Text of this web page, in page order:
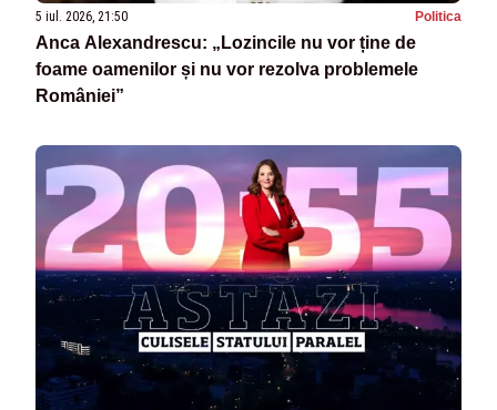
5 iul. 2026, 21:50 Politica
Anca Alexandrescu: „Lozincile nu vor ține de
foame oamenilor și nu vor rezolva problemele
României”